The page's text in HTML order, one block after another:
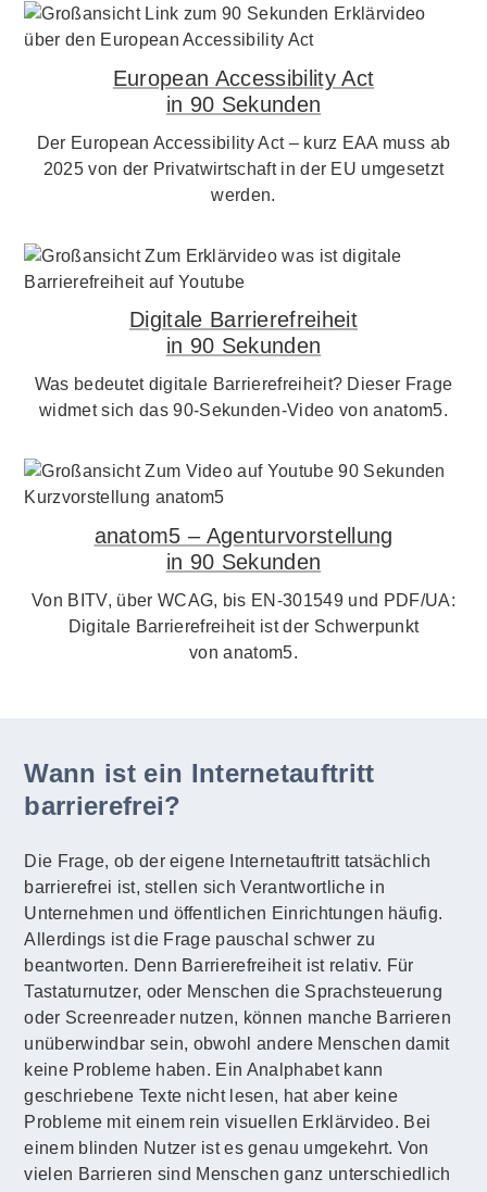
European Accessibility Act
in 90 Sekunden
Der European Accessibility Act – kurz EAA muss ab
2025 von der Privatwirtschaft in der EU umgesetzt
werden.
Digitale Barrierefreiheit
in 90 Sekunden
Was bedeutet digitale Barrierefreiheit? Dieser Frage
widmet sich das 90-Sekunden-Video von anatom5.
anatom5 – Agenturvorstellung
in 90 Sekunden
Von BITV, über WCAG, bis EN-301549 und PDF/UA:
Digitale Barrierefreiheit ist der Schwerpunkt
von anatom5.
Wann ist ein Internetauftritt
barrierefrei?
Die Frage, ob der eigene Internetauftritt tatsächlich
barrierefrei ist, stellen sich Verantwortliche in
Unternehmen und öffentlichen Einrichtungen häufig.
Allerdings ist die Frage pauschal schwer zu
beantworten. Denn Barrierefreiheit ist relativ. Für
Tastaturnutzer, oder Menschen die Sprachsteuerung
oder Screenreader nutzen, können manche Barrieren
unüberwindbar sein, obwohl andere Menschen damit
keine Probleme haben. Ein Analphabet kann
geschriebene Texte nicht lesen, hat aber keine
Probleme mit einem rein visuellen Erklärvideo. Bei
einem blinden Nutzer ist es genau umgekehrt. Von
vielen Barrieren sind Menschen ganz unterschiedlich